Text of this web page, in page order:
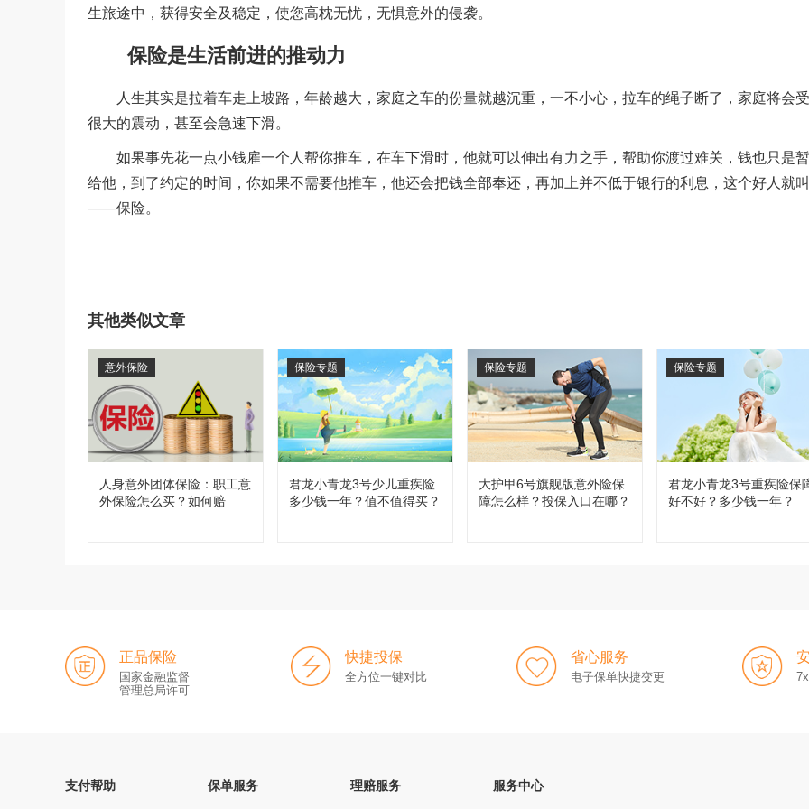
生旅途中，获得安全及稳定，使您高枕无忧，无惧意外的侵袭。
保险是生活前进的推动力
人生其实是拉着车走上坡路，年龄越大，家庭之车的份量就越沉重，一不小心，拉车的绳子断了，家庭将会受
很大的震动，甚至会急速下滑。
如果事先花一点小钱雇一个人帮你推车，在车下滑时，他就可以伸出有力之手，帮助你渡过难关，钱也只是
给他，到了约定的时间，你如果不需要他推车，他还会把钱全部奉还，再加上并不低于银行的利息，这个好人就叫
——保险。
其他类似文章
人身意外团体保险：职工意
外保险怎么买？如何赔
意外保险
君龙小青龙3号少儿重疾险
多少钱一年？值不值得买？
保险专题
大护甲6号旗舰版意外险保
障怎么样？投保入口在哪？
保险专题
君龙小青龙3号重疾险保
好不好？多少钱一年？
保险专题
正品保险
国家金融监督
管理总局许可
快捷投保
全方位一键对比
省心服务
电子保单快捷变更
支付帮助 保单服务 理赔服务 服务中心